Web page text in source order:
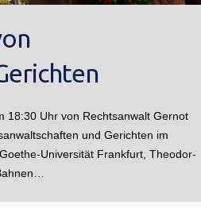
18:30 Uhr von Rechtsanwalt Gernot
und Gerichten im
Universität Frankfurt, Theodor-